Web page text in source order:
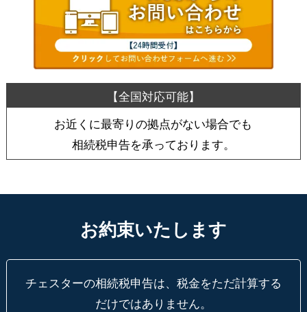
お近くに最寄りの拠点がない場合でも
相続税申告を承っております。
お約束いたします
チェスターの相続税申告は、税金をただ計算する
だけではありません。